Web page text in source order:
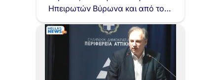
Ηπειρωτών Βύρωνα και από το…